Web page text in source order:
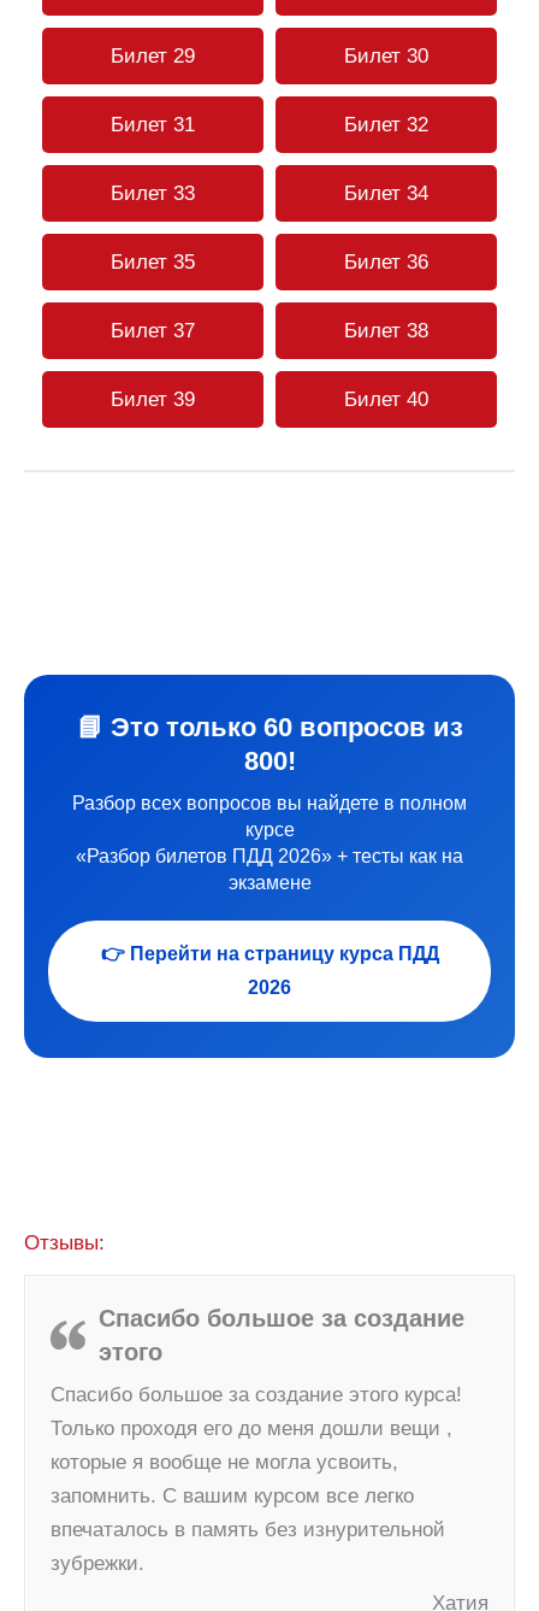
Билет 29 Билет 30
Билет 31 Билет 32
Билет 33 Билет 34
Билет 35 Билет 36
Билет 37 Билет 38
Билет 39 Билет 40
📘 Это только 60 вопросов из
800!
Разбор всех вопросов вы найдете в полном
курсе
«Разбор билетов ПДД 2026» + тесты как на
экзамене
👉 Перейти на страницу курса ПДД
2026
Отзывы:
Спасибо большое за создание
этого
Спасибо большое за создание этого курса!
Только проходя его до меня дошли вещи ,
которые я вообще не могла усвоить,
запомнить. С вашим курсом все легко
впечаталось в память без изнурительной
зубрежки.
Хатия